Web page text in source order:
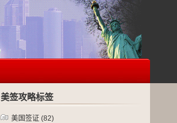
美签攻略标签
美国签证 (82)